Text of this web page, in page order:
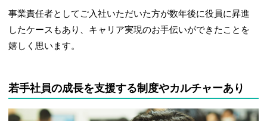
事業責任者としてご入社いただいた方が数年後に役員に昇進
したケースもあり、キャリア実現のお手伝いができたことを
嬉しく思います。
若手社員の成長を支援する制度やカルチャーあり